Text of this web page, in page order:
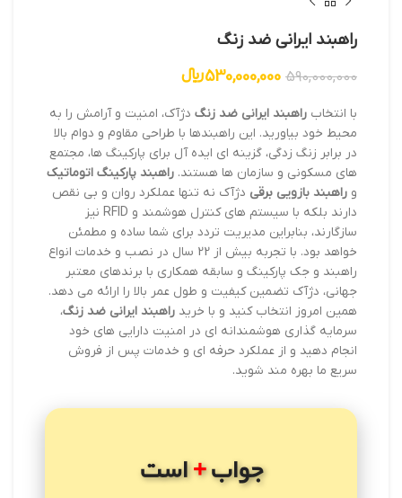
راهبند ایرانی ضد زنگ
590,000,000
530,000,000﷼
با انتخاب راهبند ایرانی ضد زنگ دژآک، امنیت و آرامش را به
محیط خود بیاورید. این راهبندها با طراحی مقاوم و دوام بالا
در برابر زنگ زدگی، گزینه ای ایده آل برای پارکینگ ها، مجتمع
های مسکونی و سازمان ها هستند. راهبند پارکینگ اتوماتیک
و راهبند بازویی برقی دژآک نه تنها عملکرد روان و بی نقص
دارند بلکه با سیستم های کنترل هوشمند و RFID نیز
سازگارند، بنابراین مدیریت تردد برای شما ساده و مطمئن
خواهد بود. با تجربه بیش از 22 سال در نصب و خدمات انواع
راهبند و جک پارکینگ و سابقه همکاری با برندهای معتبر
جهانی، دژآک تضمین کیفیت و طول عمر بالا را ارائه می دهد.
همین امروز انتخاب کنید و با خرید راهبند ایرانی ضد زنگ،
سرمایه گذاری هوشمندانه ای در امنیت دارایی های خود
انجام دهید و از عملکرد حرفه ای و خدمات پس از فروش
سریع ما بهره مند شوید.
جواب+است